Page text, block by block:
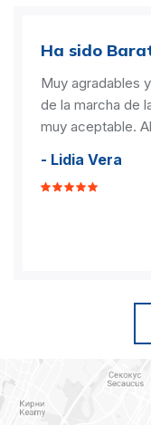
Ha sido
Muy agradables
de la marcha de
muy aceptable.
- Lidia Vera